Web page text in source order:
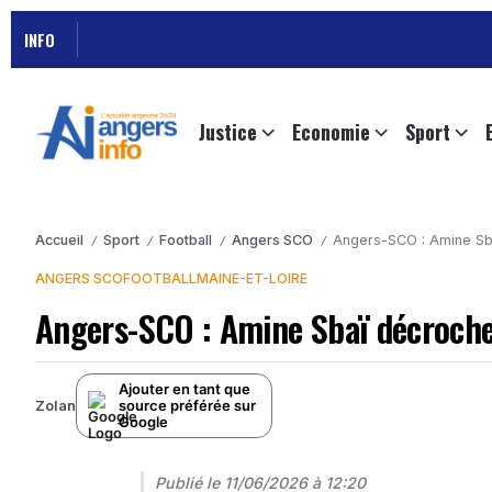
INFO
Justice Economie Sport
Accueil / Sport / Football / Angers SCO / Angers-SCO : Amine
ANGERS SCOFOOTBALLMAINE-ET-LOIRE
Angers-SCO : Amine Sbaï
Zolan
Ajouter en tant que
source préférée sur
Google
Publié le 11/06/2026 à 12:20